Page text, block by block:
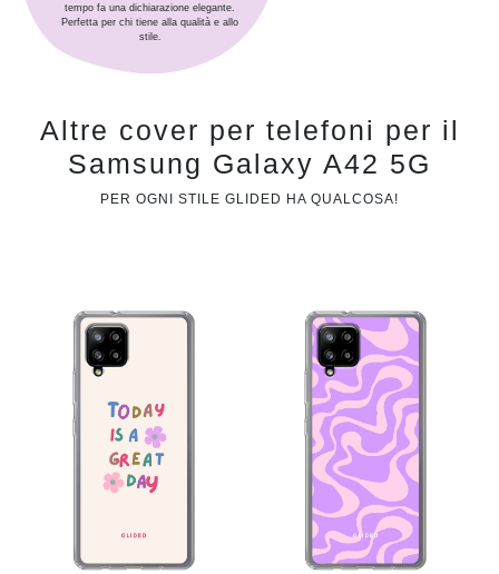
tempo fa una dichiarazione elegante.
Perfetta per chi tiene alla qualità e allo
stile.
Altre cover per telefoni per il
Samsung Galaxy A42 5G
PER OGNI STILE GLIDED HA QUALCOSA!